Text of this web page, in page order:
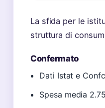
La sfida per le
struttura di
Confermato
Dati Istat e
Spesa media